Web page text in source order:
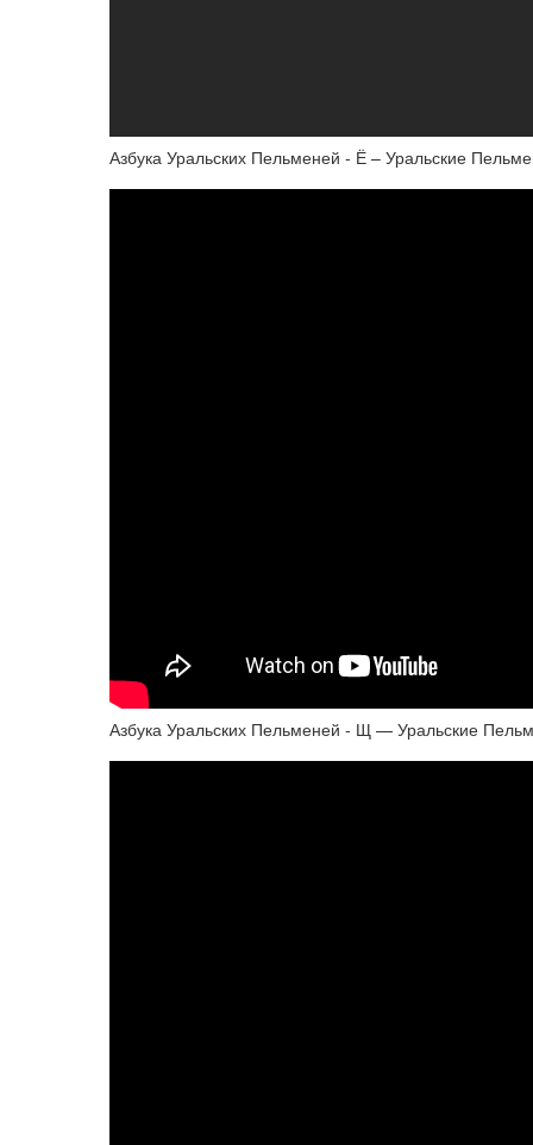
Азбука Уральских Пельменей - Ё – Уральские
Азбука Уральских Пельменей - Щ — Уральские